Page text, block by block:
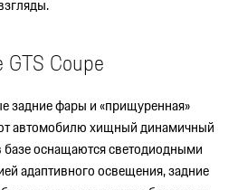
Coupe
задние фары и «прищуренная»
автомобилю хищный динамичный
оснащаются светодиодными
адаптивного освещения, задние